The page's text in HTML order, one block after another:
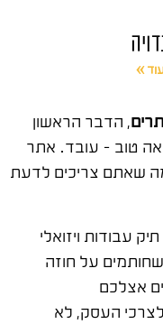
»
, הדבר הראשון
טוב – עובד. אתר
שאתם צריכים לדעת
עבודות ויזואלי
על חוזה
אצלכם
העסק, לא